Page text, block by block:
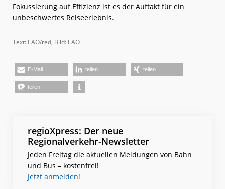
Fokussierung auf Effizienz ist es der Auftakt für ein
unbeschwertes Reiseerlebnis.
Text: EAO/red, Bild: EAO
E-Mail teilen teilen
teilen
regioXpress: Der neue
Regionalverkehr-Newsletter
Jeden Freitag die aktuellen Meldungen von Bahn
und Bus – kostenfrei!
Jetzt anmelden!